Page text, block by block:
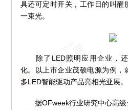
具还可定时开关，工作日的叫醒
一束光。
除了LED照明应用企业，还
化。以上市企业茂硕电源为例，
多LED智能驱动产品亮相光亚展。
据OFweek行业研究中心高级